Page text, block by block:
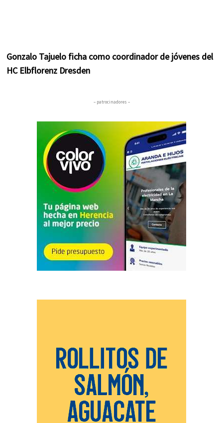
Gonzalo Tajuelo ficha como coordinador de jóvenes del
HC Elbflorenz Dresden
– patrocinadores –